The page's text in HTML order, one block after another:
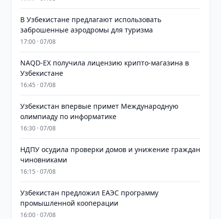
В Узбекистане предлагают использовать
заброшенные аэродромы для туризма
17:00 · 07/08
NAQD-EX получила лицензию крипто-магазина в
Узбекистане
16:45 · 07/08
Узбекистан впервые примет Международную
олимпиаду по информатике
16:30 · 07/08
НДПУ осудила проверки домов и унижение граждан
чиновниками
16:15 · 07/08
Узбекистан предложил ЕАЭС программу
промышленной кооперации
16:00 · 07/08